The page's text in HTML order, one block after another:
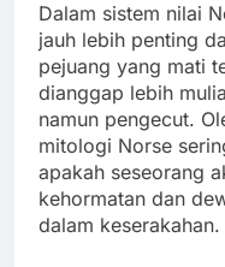
Dalam sistem nilai
jauh lebih penting
pejuang yang mati
dianggap lebih
namun pengecut.
mitologi Norse
apakah seseorang
kehormatan dan
dalam keserakahan.